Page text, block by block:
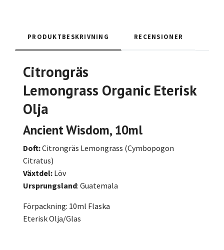
PRODUKTBESKRIVNING RECENSIONER
Citrongräs
Lemongrass OrganicEterisk
Olja
Ancient Wisdom, 10ml
Doft:Citrongräs Lemongrass (Cymbopogon
Citratus)
Växtdel: Löv
Ursprungsland: Guatemala
Förpackning: 10ml Flaska
Eterisk Olja/Glas